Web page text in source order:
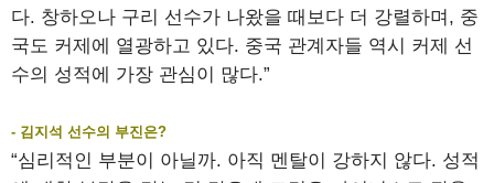
다. 창하오나 구리 선수가 나왔을 때보다 더 강렬하며, 중
국도 커제에 열광하고 있다. 중국 관계자들 역시 커제 선
수의 성적에 가장 관심이 많다.”
- 김지석 선수의 부진은?
“심리적인 부분이 아닐까. 아직 멘탈이 강하지 않다. 성적